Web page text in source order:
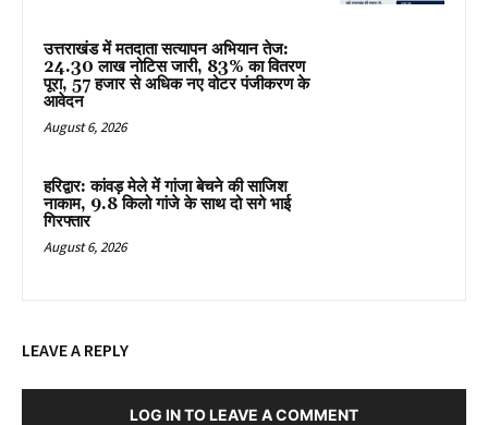
उत्तराखंड में मतदाता सत्यापन अभियान तेज:
24.30 लाख नोटिस जारी, 83% का वितरण
पूरा, 57 हजार से अधिक नए वोटर पंजीकरण के
आवेदन
August 6, 2026
हरिद्वार: कांवड़ मेले में गांजा बेचने की साजिश
नाकाम, 9.8 किलो गांजे के साथ दो सगे भाई
गिरफ्तार
August 6, 2026
LEAVE A REPLY
LOG IN TO LEAVE A COMMENT